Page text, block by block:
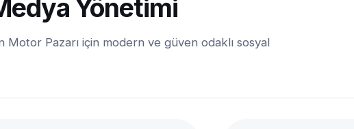
Yönetimi
Motor Pazarı için modern ve güven odaklı sosyal